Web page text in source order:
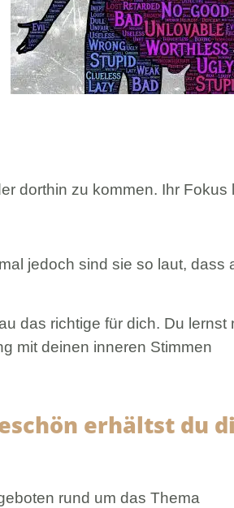
dorthin zu kommen. Ihr Fokus
jedoch sind sie so laut, dass
das richtige für dich. Du lernst
mit deinen inneren Stimmen
erhältst du
rund um das Thema